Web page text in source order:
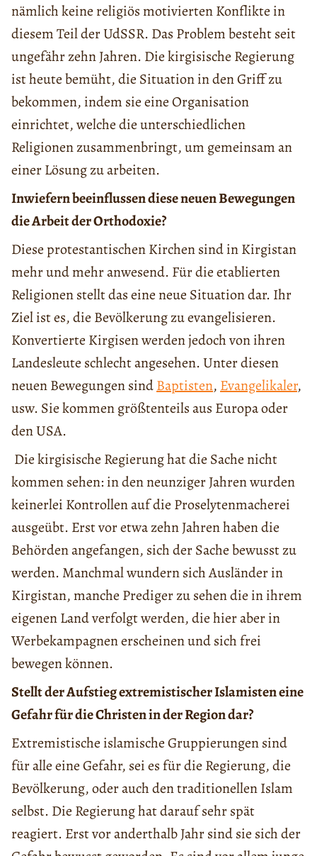
nämlich keine religiös motivierten Konflikte in
diesem Teil der UdSSR. Das Problem besteht seit
ungefähr zehn Jahren. Die kirgisische Regierung
ist heute bemüht, die Situation in den Griff zu
bekommen, indem sie eine Organisation
einrichtet, welche die unterschiedlichen
Religionen zusammenbringt, um gemeinsam an
einer Lösung zu arbeiten.
Inwiefern beeinflussen diese neuen Bewegungen
die Arbeit der Orthodoxie?
Diese protestantischen Kirchen sind in Kirgistan
mehr und mehr anwesend. Für die etablierten
Religionen stellt das eine neue Situation dar. Ihr
Ziel ist es, die Bevölkerung zu evangelisieren.
Konvertierte Kirgisen werden jedoch von ihren
Landesleute schlecht angesehen. Unter diesen
neuen Bewegungen sindBaptisten, Evangelikaler,
usw. Sie kommen größtenteils aus Europa oder
den USA.
Die kirgisische Regierung hat die Sache nicht
kommen sehen: in den neunziger Jahren wurden
keinerlei Kontrollen auf die Proselytenmacherei
ausgeübt. Erst vor etwa zehn Jahren haben die
Behörden angefangen, sich der Sache bewusst zu
werden. Manchmal wundern sich Ausländer in
Kirgistan, manche Prediger zu sehen die in ihrem
eigenen Land verfolgt werden, die hier aber in
Werbekampagnen erscheinen und sich frei
bewegen können.
Stellt der Aufstieg extremistischer Islamisten eine
Gefahr für die Christen in der Region dar?
Extremistische islamische Gruppierungen sind
für alle eine Gefahr, sei es für die Regierung, die
Bevölkerung, oder auch den traditionellen Islam
selbst. Die Regierung hat darauf sehr spät
reagiert. Erst vor anderthalb Jahr sind sie sich der